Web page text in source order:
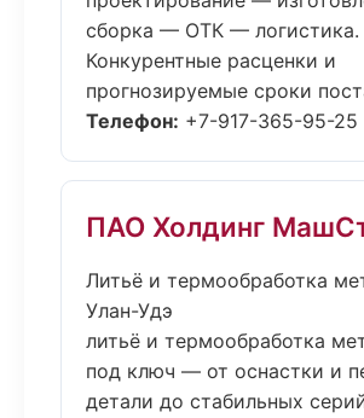
сборка — ОТК — логистика.
Конкурентные расценки и
прогнозируемые сроки
Телефон: +7-917-365-95-25
ПАО Холдинг
Литьё и термообработка
Улан-Удэ
литьё и термообработка
под ключ — от оснастки и
детали до стабильных